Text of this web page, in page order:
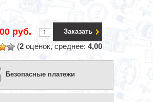
руб. Заказать
(2 оценок, среднее: 4,00
Безопасные платежи